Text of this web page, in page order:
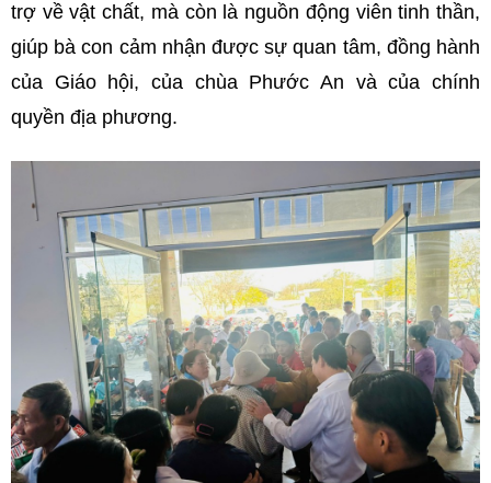
trợ về vật chất, mà còn là nguồn động viên tinh thần,
giúp bà con cảm nhận được sự quan tâm, đồng hành
của Giáo hội, của chùa Phước An và của chính
quyền địa phương.